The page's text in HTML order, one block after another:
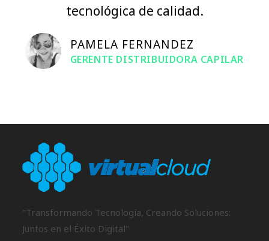
tecnológica de calidad.
PAMELA FERNANDEZ
GERENTE DISTRIBUIDORA CAPILAR
"Transformando Tecnología, Creando Soluciones:
Juntos en el Éxito Digital"